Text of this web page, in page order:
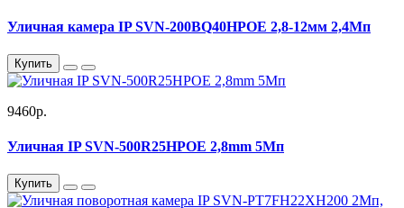
Уличная камера IP SVN-200BQ40HPOE 2,8-12мм 2,4Мп
Купить
9460р.
Уличная IP SVN-500R25HPOE 2,8mm 5Мп
Купить